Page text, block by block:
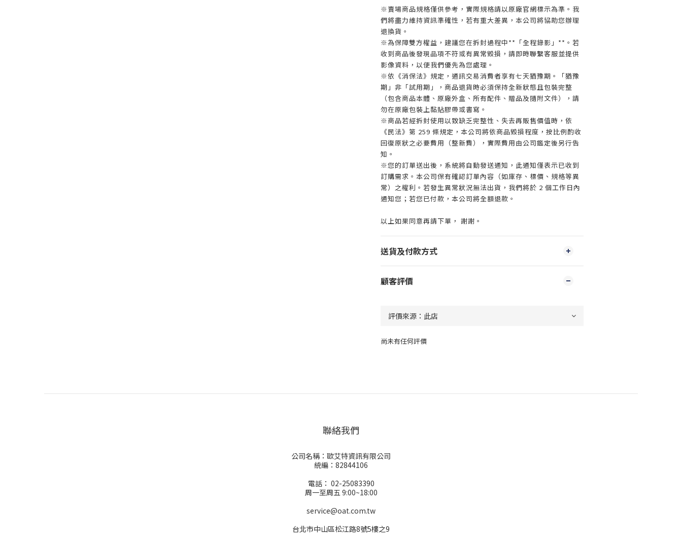
※賣場商品規格僅供參考，實際規格請以原廠官網標示為準。我
們將盡力維持資訊準確性，若有重大差異，本公司將協助您辦理
退換貨。
※為保障雙方權益，建議您在拆封過程中**「全程錄影」**。若
收到商品後發現品項不符或有異常毀損，請即時聯繫客服並提供
影像資料，以便我們優先為您處理。
※依《消保法》規定，通訊交易消費者享有七天猶豫期。「猶豫
期」非「試用期」，商品退貨時必須保持全新狀態且包裝完整
（包含商品本體、原廠外盒、所有配件、贈品及隨附文件），請
勿在原廠包裝上黏貼膠帶或書寫。
※商品若經拆封使用以致缺乏完整性、失去再販售價值時，依
《民法》第 259 條規定，本公司將依商品毀損程度，按比例酌收
回復原狀之必要費用（整新費），實際費用由公司鑑定後另行告
知。
※您的訂單送出後，系統將自動發送通知，此通知僅表示已收到
訂購需求。本公司保有確認訂單內容（如庫存、標價、規格等異
常）之權利。若發生異常狀況無法出貨，我們將於 2 個工作日內
通知您；若您已付款，本公司將全額退款。
以上如果同意再請下單， 謝謝。
送貨及付款方式
顧客評價
尚未有任何評價
聯絡我們
公司名稱：歐艾特資訊有限公司
統編：82844106
電話： 02-25083390
周一至周五 9:00~18:00
service@oat.com.tw
台北市中山區松江路8號5樓之9